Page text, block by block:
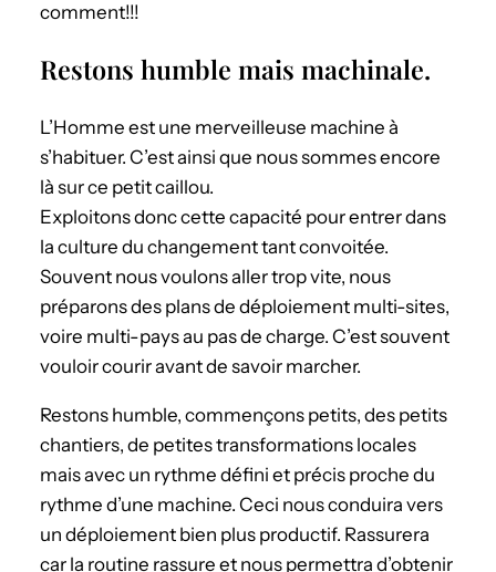
comment!!!
Restons humble mais machinale.
L’Homme est une merveilleuse machine à
s’habituer. C’est ainsi que nous sommes encore
là sur ce petit caillou.
Exploitons donc cette capacité pour entrer dans
la culture du changement tant convoitée.
Souvent nous voulons aller trop vite, nous
préparons des plans de déploiement multi-sites,
voire multi-pays au pas de charge. C’est souvent
vouloir courir avant de savoir marcher.
Restons humble, commençons petits, des petits
chantiers, de petites transformations locales
mais avec un rythme défini et précis proche du
rythme d’une machine. Ceci nous conduira vers
un déploiement bien plus productif. Rassurera
car la routine rassure et nous permettra d’obtenir